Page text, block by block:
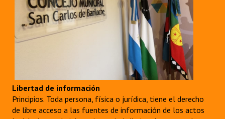
Libertad de información
Principios. Toda persona, física o jurídica, tiene el derecho
de libre acceso a las fuentes de información de los actos